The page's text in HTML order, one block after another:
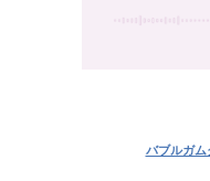
バブルガ